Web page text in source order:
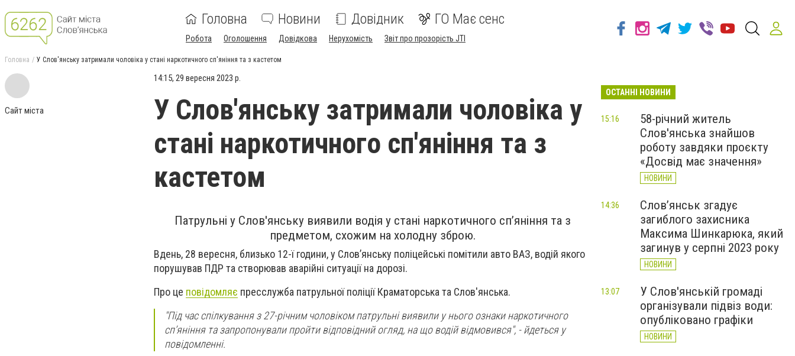
Головна Новини Довідник ГО Має сенс
Робота Оголошення Довідкова Нерухомість Звіт про прозорість JTI
Головна У Слов'янську затримали чоловіка у стані наркотичного сп'яніння та з кастетом
Сайт міста
14:15, 29 вересня 2023 р.
У Слов'янську затримали чоловіка у
стані наркотичного сп'яніння та з
кастетом
Патрульні у Слов'янську виявили водія у стані наркотичного сп’яніння та з
предметом, схожим на холодну зброю.
Вдень, 28 вересня, близько 12-ї години, у Слов’янську поліцейські помітили авто ВАЗ, водій якого
порушував ПДР та створював аварійні ситуації на дорозі.
Про це повідомляє пресслужба патрульної поліції Краматорська та Слов'янська.
"Під час спілкування з 27-річним чоловіком патрульні виявили у нього ознаки наркотичного
сп’яніння та запропонували пройти відповідний огляд, на що водій відмовився", - йдеться у
повідомленні.
ОСТАННІ НОВИНИ
58-річний житель
Слов'янська знайшов
роботу завдяки проєкту
«Досвід має значення»
НОВИНИ
15:16
Слов’янськ згадує
загиблого захисника
Максима Шинкарюка, який
загинув у серпні 2023 року
НОВИНИ
14:36
У Слов'янській громаді
організували підвіз води:
опубліковано графіки
НОВИНИ
13:07